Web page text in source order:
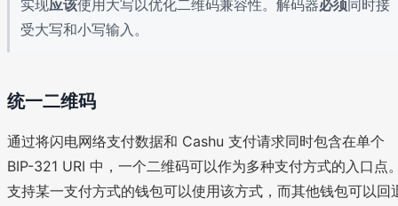
实现应该使用大写以优化二维码兼容性。解码器必须同时接
受大写和小写输入。
统一二维码
通过将闪电网络支付数据和 Cashu 支付请求同时包含在单个
BIP-321 URI 中，一个二维码可以作为多种支付方式的入口点
支持某一支付方式的钱包可以使用该方式，而其他钱包可以回